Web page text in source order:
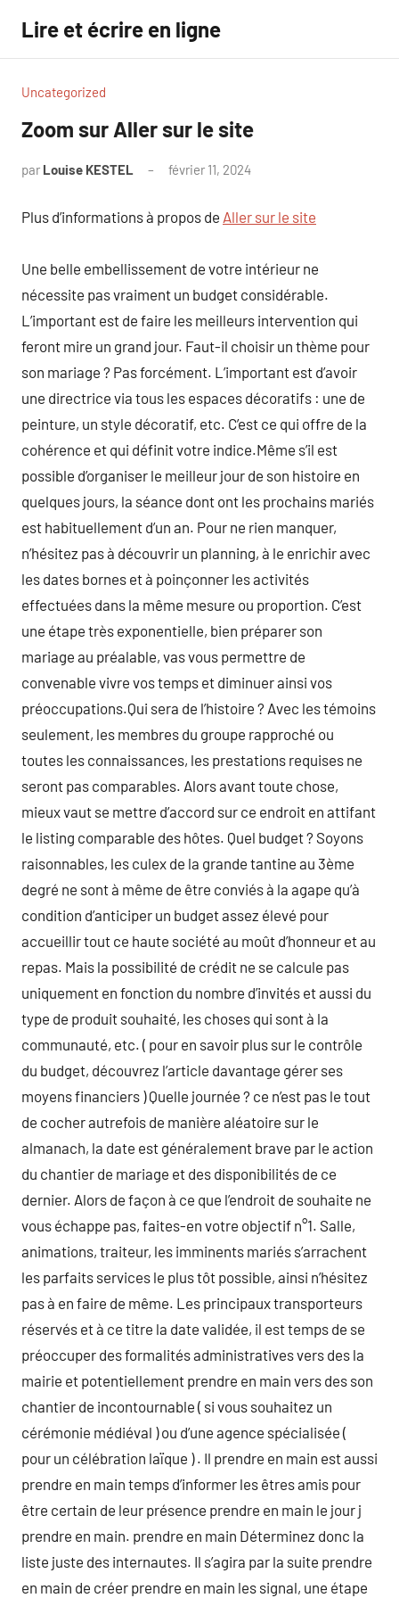
contenu
Lire et écrire en ligne
Uncategorized
Zoom sur Aller sur le site
par Louise KESTEL février 11, 2024
Plus d’informations à propos de Aller sur le site
Une belle embellissement de votre intérieur ne
nécessite pas vraiment un budget considérable.
L’important est de faire les meilleurs intervention qui
feront mire un grand jour. Faut-il choisir un thème pour
son mariage ? Pas forcément. L’important est d’avoir
une directrice via tous les espaces décoratifs : une de
peinture, un style décoratif, etc. C’est ce qui offre de la
cohérence et qui définit votre indice.Même s’il est
possible d’organiser le meilleur jour de son histoire en
quelques jours, la séance dont ont les prochains mariés
est habituellement d’un an. Pour ne rien manquer,
n’hésitez pas à découvrir un planning, à le enrichir avec
les dates bornes et à poinçonner les activités
effectuées dans la même mesure ou proportion. C’est
une étape très exponentielle, bien préparer son
mariage au préalable, vas vous permettre de
convenable vivre vos temps et diminuer ainsi vos
préoccupations.Qui sera de l’histoire ? Avec les témoins
seulement, les membres du groupe rapproché ou
toutes les connaissances, les prestations requises ne
seront pas comparables. Alors avant toute chose,
mieux vaut se mettre d’accord sur ce endroit en attifant
le listing comparable des hôtes. Quel budget ? Soyons
raisonnables, les culex de la grande tantine au 3ème
degré ne sont à même de être conviés à la agape qu’à
condition d’anticiper un budget assez élevé pour
accueillir tout ce haute société au moût d’honneur et au
repas. Mais la possibilité de crédit ne se calcule pas
uniquement en fonction du nombre d’invités et aussi du
type de produit souhaité, les choses qui sont à la
communauté, etc. ( pour en savoir plus sur le contrôle
du budget, découvrez l’article davantage gérer ses
moyens financiers ) Quelle journée ? ce n’est pas le tout
de cocher autrefois de manière aléatoire sur le
almanach, la date est généralement brave par le action
du chantier de mariage et des disponibilités de ce
dernier. Alors de façon à ce que l’endroit de souhaite ne
vous échappe pas, faites-en votre objectif n°1. Salle,
animations, traiteur, les imminents mariés s’arrachent
les parfaits services le plus tôt possible, ainsi n’hésitez
pas à en faire de même. Les principaux transporteurs
réservés et à ce titre la date validée, il est temps de se
préoccuper des formalités administratives vers des la
mairie et potentiellement prendre en main vers des son
chantier de incontournable ( si vous souhaitez un
cérémonie médiéval ) ou d’une agence spécialisée (
pour un célébration laïque ) . Il prendre en main est aussi
prendre en main temps d’informer les êtres amis pour
être certain de leur présence prendre en main le jour j
prendre en main. prendre en main Déterminez donc la
liste juste des internautes. Il s’agira par la suite prendre
en main de créer prendre en main les signal, une étape